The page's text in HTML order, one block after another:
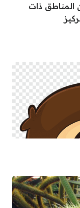
المناطق ذات